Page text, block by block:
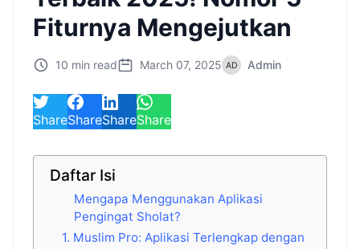
Fiturnya Mengejutkan
10 min read March 07, 2025 Admin
ShareShareShareShare
Daftar Isi
Mengapa Menggunakan Aplikasi
Pengingat Sholat?
1. Muslim Pro: Aplikasi Terlengkap dengan